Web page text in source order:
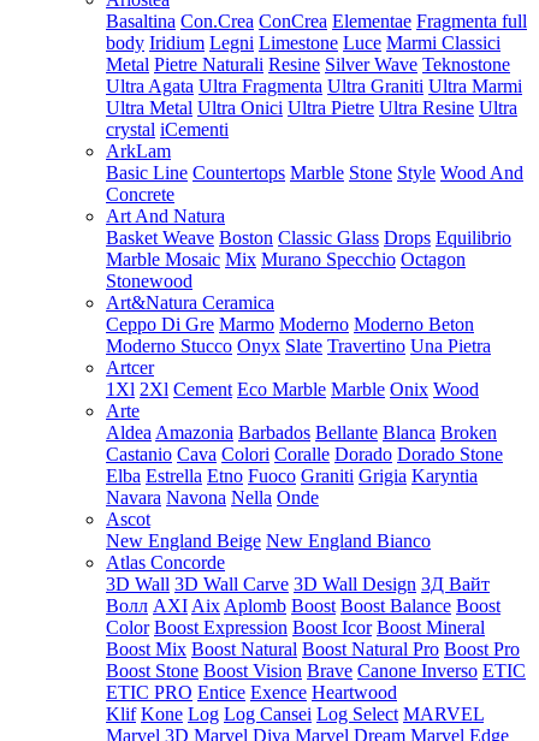
Basaltina Con.Crea ConCrea Elementae Fragmenta full
body Iridium Legni Limestone Luce Marmi Classici
Metal Pietre Naturali Resine Silver Wave Teknostone
Ultra Agata Ultra Fragmenta Ultra Graniti Ultra Marmi
Ultra Metal Ultra Onici Ultra Pietre Ultra Resine Ultra
crystal iCementi
ArkLam
Basic Line Countertops Marble Stone Style Wood And
Concrete
Art And Natura
Basket Weave Boston Classic Glass Drops Equilibrio
Marble Mosaic Mix Murano Specchio Octagon
Stonewood
Art&Natura Ceramica
Ceppo Di Gre Marmo Moderno Moderno Beton
Moderno Stucco Onyx Slate Travertino Una Pietra
Artcer
1Xl 2Xl Cement Eco Marble Marble Onix Wood
Arte
Aldea Amazonia Barbados Bellante Blanca Broken
Castanio Cava Colori Coralle Dorado Dorado Stone
Elba Estrella Etno Fuoco Graniti Grigia Karyntia
Navara Navona Nella Onde
Ascot
New England Beige New England Bianco
Atlas Concorde
3D Wall 3D Wall Carve 3D Wall Design 3Д Вайт
Волл AXI Aix Aplomb Boost Boost Balance Boost
Color Boost Expression Boost Icor Boost Mineral
Boost Mix Boost Natural Boost Natural Pro Boost Pro
Boost Stone Boost Vision Brave Canone Inverso ETIC
ETIC PRO Entice Exence Heartwood
Klif Kone Log Log Cansei Log Select MARVEL
Marvel 3D Marvel Diva Marvel Dream Marvel Edge